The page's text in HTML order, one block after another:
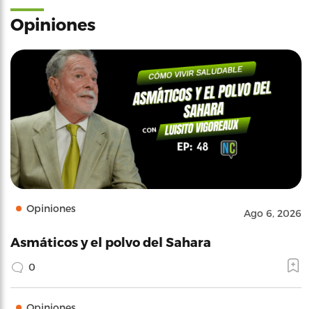
Opiniones
Opiniones Ago 6, 2026
Asmáticos y el polvo del Sahara
0